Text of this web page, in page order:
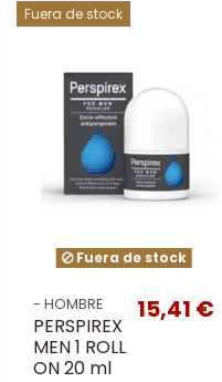
Fuera de stock
Fuera de stock
- HOMBRE
PERSPIREX
MEN 1 ROLL
ON 20 ml
15,41 €